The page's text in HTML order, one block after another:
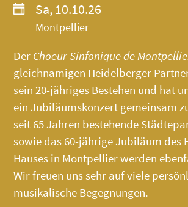
Sa, 10.10.26
Montpellier
Der Choeur Sinfonique de
gleichnamigen Heidelberger
sein 20-jähriges Bestehen und hat
ein Jubiläumskonzert gemeinsam
seit 65 Jahren bestehende
sowie das 60-jährige Jubiläum des
Hauses in Montpellier werden
Wir freuen uns sehr auf viele
musikalische Begegnungen.